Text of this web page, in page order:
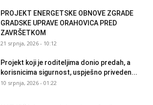
PROJEKT ENERGETSKE OBNOVE ZGRADE
GRADSKE UPRAVE ORAHOVICA PRED
ZAVRŠETKOM
21 srpnja, 2026 - 10:12
Projekt koji je roditeljima donio predah, a
korisnicima sigurnost, uspješno priveden...
10 srpnja, 2026 - 01:22